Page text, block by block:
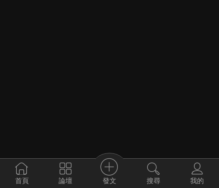
首頁 論壇 發文 搜尋 我的